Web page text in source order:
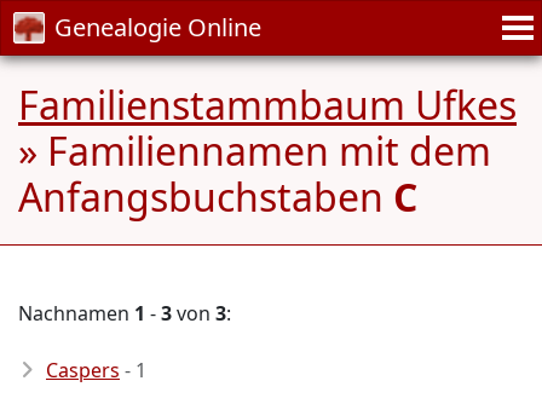
Genealogie Online
Familienstammbaum Ufkes
» Familiennamen mit dem
Anfangsbuchstaben C
Nachnamen 1 -3von 3:
Caspers - 1